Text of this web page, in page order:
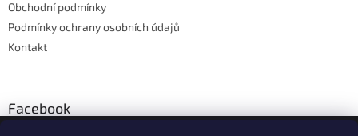
v
Obchodní podmínky
Podmínky ochrany osobních údajů
Kontakt
Facebook